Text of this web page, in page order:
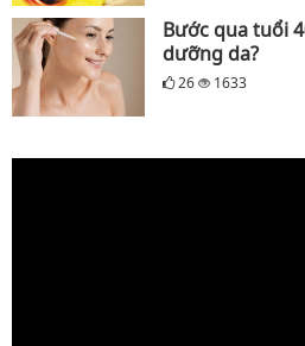
Bước qua tuổi
dưỡng da?
26 1633